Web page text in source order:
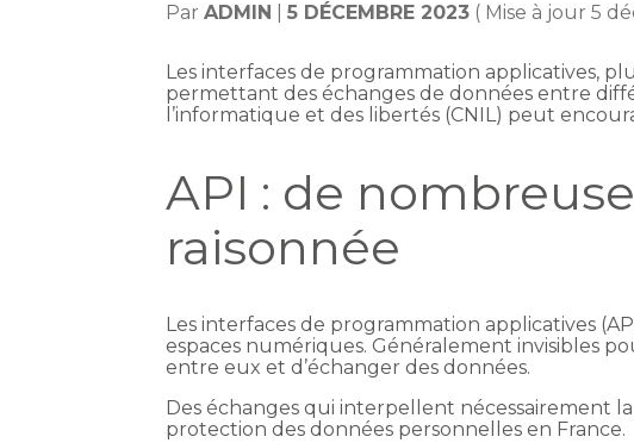
ParADMIN |5 DÉCEMBRE 2023 ( Mise à jour 5
Les interfaces de programmation applicatives,
permettant des échanges de données entre
l’informatique et des libertés (CNIL) peut
API : de
raisonnée
Les interfaces de programmation applicatives
espaces numériques. Généralement invisibles
entre eux et d’échanger des données.
Des échanges qui interpellent nécessairement
protection des données personnelles en France.